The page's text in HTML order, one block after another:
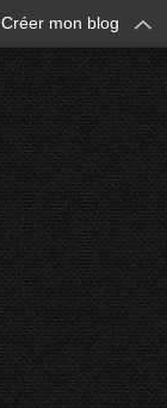
Créer mon blog